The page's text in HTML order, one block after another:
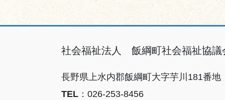
社会福祉法人 飯綱町社会福祉協議
長野県上水内郡飯綱町大字芋川181番地
TEL ：026-253-8456